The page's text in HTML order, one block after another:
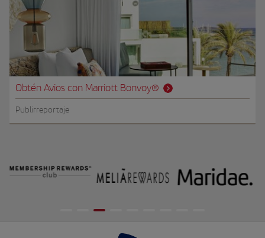
Obtén Avios con Marriott Bonvoy®
Publirreportaje